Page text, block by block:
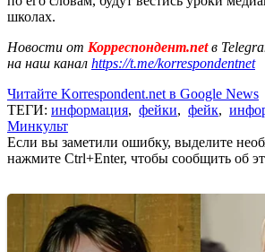
школах.
Новости от Корреспондент.netв
на наш канал https://t.me/korrespondentnet
Читайте Korrespondent.net в Google News
ТЕГИ: информация, фейки, фейк,
Минкульт
Если вы заметили ошибку, выделите
нажмите Ctrl+Enter, чтобы сообщить об